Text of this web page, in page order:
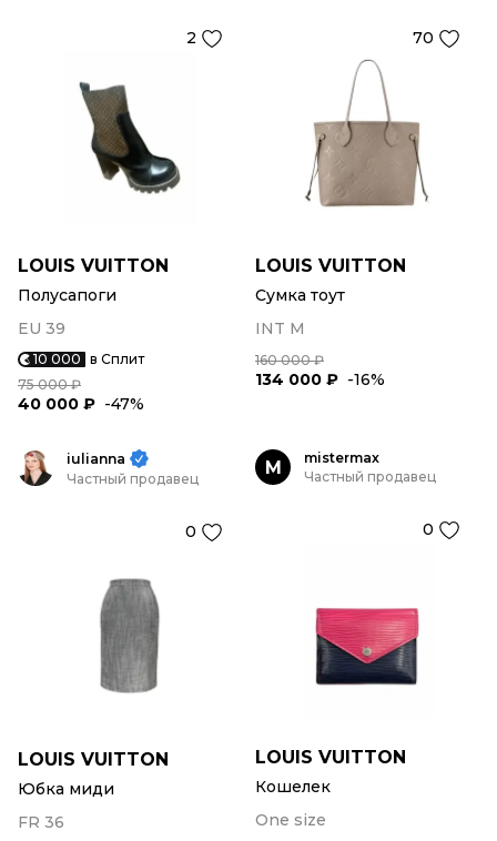
2
LOUIS VUITTON
Полусапоги
EU 39
10 000 в Сплит
75 000 ₽
40 000 ₽ -47%
70
LOUIS VUITTON
Сумка тоут
INT M
160 000 ₽
134 000 ₽ -16%
iulianna
Частный продавец
0
LOUIS VUITTON
Юбка миди
FR 36
M
mistermax
Частный продавец
0
LOUIS VUITTON
Кошелек
One size